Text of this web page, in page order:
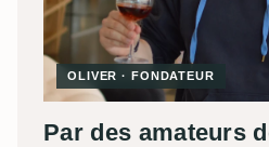
OLIVER · FONDATEUR
Par des amateurs